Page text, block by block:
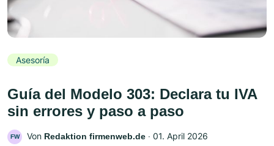
Asesoría
Guía del Modelo 303: Declara tu IVA
sin errores y paso a paso
FW Von Redaktion firmenweb.de ‧ 01. April 2026